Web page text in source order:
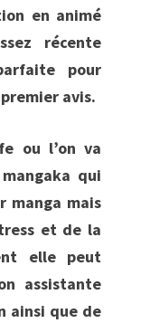
en animé
récente
pour
avis.
ou l’on va
qui
manga mais
et de la
elle peut
assistante
ainsi que de